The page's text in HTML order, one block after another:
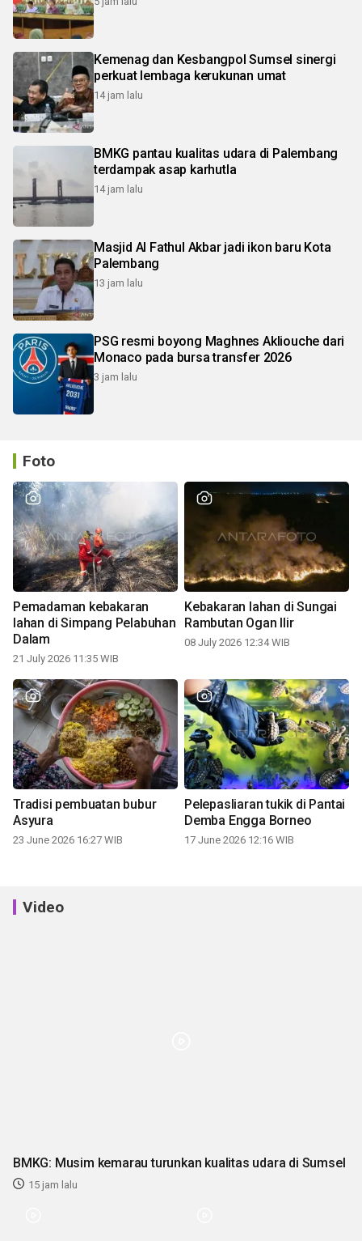
Kemenag dan Kesbangpol Sumsel sinergi
perkuat lembaga kerukunan umat
14 jam lalu
BMKG pantau kualitas udara di Palembang
terdampak asap karhutla
14 jam lalu
Masjid Al Fathul Akbar jadi ikon baru Kota
Palembang
13 jam lalu
PSG resmi boyong Maghnes Akliouche dari
Monaco pada bursa transfer 2026
3 jam lalu
Foto
Pemadaman kebakaran
lahan di Simpang Pelabuhan
Dalam
21 July 2026 11:35 WIB
Kebakaran lahan di Sungai
Rambutan Ogan Ilir
08 July 2026 12:34 WIB
Tradisi pembuatan bubur
Asyura
23 June 2026 16:27 WIB
Pelepasliaran tukik di Pantai
Demba Engga Borneo
17 June 2026 12:16 WIB
Video
BMKG: Musim kemarau turunkan kualitas udara di Sumsel
15 jam lalu